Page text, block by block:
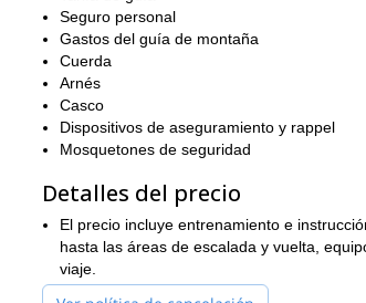
Arbolíofrece algo para todos, desde rutas de
en el borde de Montsant, ofrece una amplia
rutas. Aunque es especialmente conocido
escaladores intermedios y principiantes.
¿Entonces, qué estás esperando?
lugares de Tarragona.
Seguro personal
Gastos del guía de montaña
Cuerda
Arnés
Casco
Dispositivos de aseguramiento y rappel
Mosquetones de seguridad
Detalles del precio
El precio incluye entrenamiento e
hasta las áreas de escalada y vuelta,
viaje.